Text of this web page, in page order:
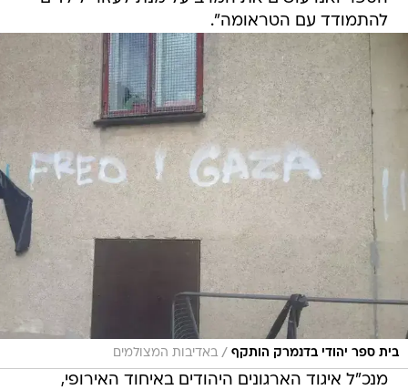
להתמודד עם הטראומה".
בית ספר יהודי בדנמרק הותקף / באדיבות המצולמים
מנכ"ל איגוד הארגונים היהודים באיחוד האירופי,